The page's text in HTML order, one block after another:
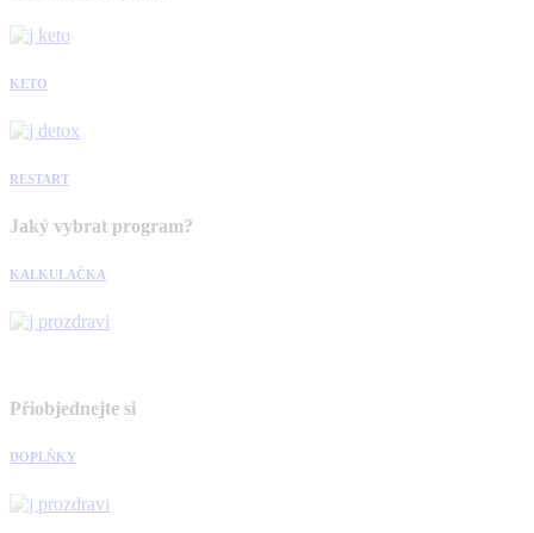
KETO
RESTART
Jaký vybrat program?
KALKULAČKA
Přiobjednejte si
DOPLŇKY